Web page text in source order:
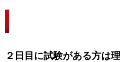
２日目に試験がある方は